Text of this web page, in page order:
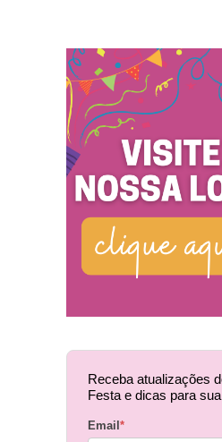
Receba atualizações
Festa e dicas para
Email *